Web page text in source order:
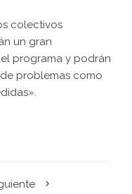
colectivos
un gran
programa y podrán
problemas como